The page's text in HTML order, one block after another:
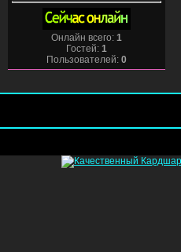
Онлайн всего: 1
Гостей: 1
Пользователей: 0